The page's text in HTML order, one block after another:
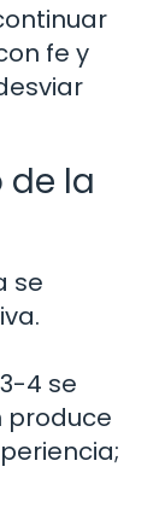
fe y
de la
se
4 se
produce